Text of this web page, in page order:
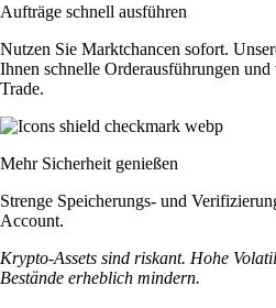
Aufträge schnell ausführen
Nutzen Sie Marktchancen sofort.
Ihnen schnelle Orderausführungen
Trade.
Mehr Sicherheit genießen
Strenge Speicherungs- und
Account.
Krypto-Assets sind riskant. Hohe
Bestände erheblich mindern.